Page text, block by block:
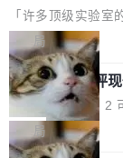
个表单字段，每个
想...
的严苛使用需求。
600PG5 AI TOP具
机身尺寸大幅精简
功率段机身尺寸十
巧机身有效提升市
元。数字广告与公
25年的8463亿美元
元。数字的背后是
业化营销服务的需
的同时,服务商的竞
Agency年度合辑的
者最近的载体,在整
了
「许多顶级实验室
且他们认为 ICLR/
度宣传和欺诈。」
n 这条推文引发了
话，他是说出了一
破的事实。 Jordan
「我不认为这些会
局
xAI 前工程师评
3 开源项目
Flash Attention 2
这句话不是来自某
Pham 的一条推文
局